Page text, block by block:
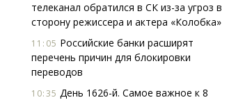
телеканал обратился в СК из-за угроз в
сторону режиссера и актера «Колобка»
11:05 Российские банки расширят
перечень причин для блокировки
переводов
10:35 День 1626-й. Самое важное к 8